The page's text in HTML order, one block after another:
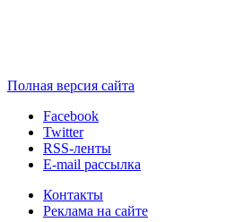
Полная версия сайта
Facebook
Twitter
RSS-ленты
E-mail рассылка
Контакты
Реклама на сайте